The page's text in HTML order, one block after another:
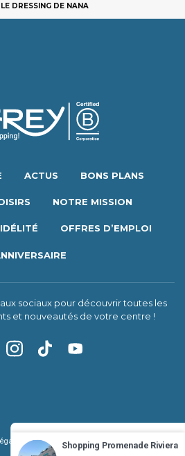
Shopping Promenade Riviera
LE DRESSING DE NANA
ACTUS BONS PLANS
NOTRE MISSION
OFFRES D’EMPLOI
sociaux pour découvrir toutes les
et nouveautés de votre centre !
Politique de confidentialité